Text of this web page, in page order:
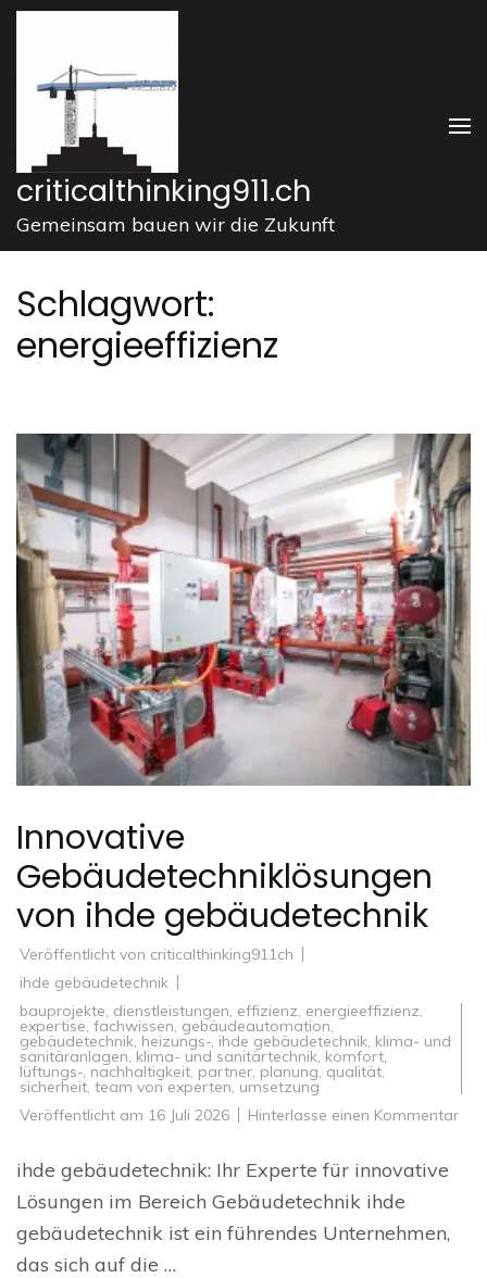
Zum
springen
drücken)
criticalthinking911.ch
Gemeinsam bauen wir die Zukunft
Schlagwort:
energieeffizienz
Innovative
Gebäudetechniklösungen
von ihde gebäudetechnik
Veröffentlicht von criticalthinking911ch
ihde gebäudetechnik
bauprojekte, dienstleistungen, effizienz, energieeffizienz,
expertise, fachwissen, gebäudeautomation,
gebäudetechnik, heizungs-, ihde gebäudetechnik, klima- und
sanitäranlagen, klima- und sanitärtechnik, komfort,
lüftungs-, nachhaltigkeit, partner, planung, qualität,
sicherheit, team von experten, umsetzung
Veröffentlicht am 16 Juli 2026 Hinterlasse einen Kommentarzu
ihde gebäudetechnik: Ihr Experte für innovative
Lösungen im Bereich Gebäudetechnik ihde
gebäudetechnik ist ein führendes Unternehmen,
das sich auf die …